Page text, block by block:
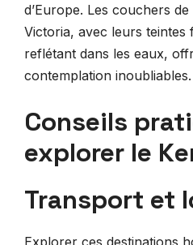
d’Europe. Les couchers
Victoria, avec leurs teintes
reflétant dans les eaux,
contemplation inoubliables.
Conseils
explorer le
Transport et
Explorer ces destinations